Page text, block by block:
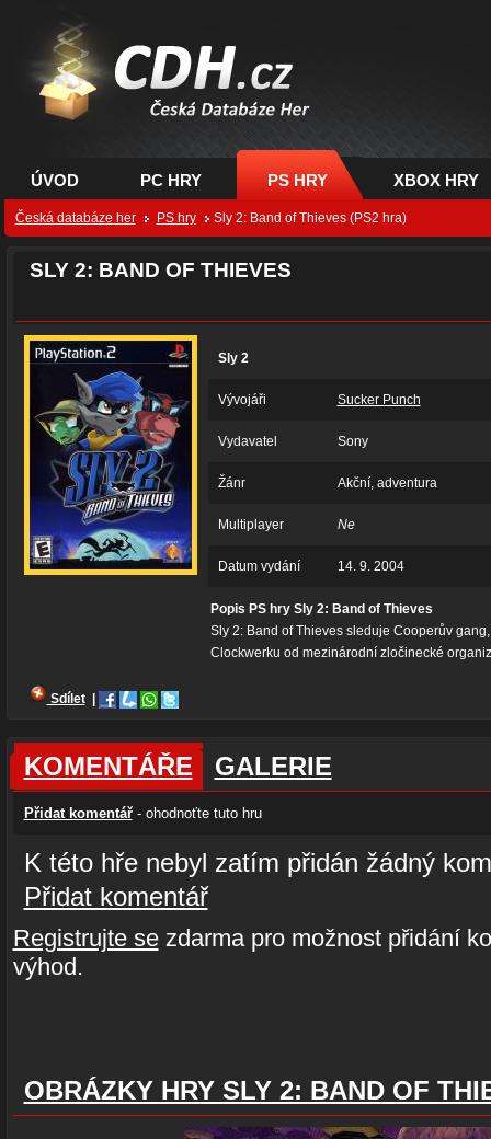
CDH.cz - hry na PC,
PS, XBOX - Česká
databáze her
ÚVOD PC HRY PS HRY XBOX HRY
Česká databáze her PS hry Sly 2: Band of Thieves (PS2 hra)
SLY 2: BAND OF THIEVES
Sly 2
Vývojáři Sucker Punch
Vydavatel Sony
Žánr Akční, adventura
Multiplayer Ne
Datum vydání 14. 9. 2004
Popis PS hry Sly 2: Band of Thieves
Sly 2: Band of Thieves sleduje Cooperův
Clockwerku od mezinárodní zločinecké
Sdílet
KOMENTÁŘE GALERIE
Přidat komentář- ohodnoťte tuto hru
K této hře nebyl zatím přidán žádný
Přidat komentář
Registrujte sezdarma pro možnost přidání
výhod.
OBRÁZKY HRY SLY 2: BAND OF